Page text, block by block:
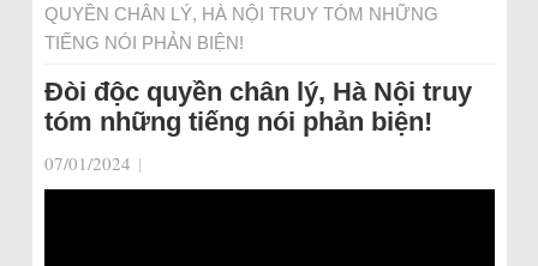
QUYỀN CHÂN LÝ, HÀ NỘI TRUY TÓM NHỮNG
TIẾNG NÓI PHẢN BIỆN!
Đòi độc quyền chân lý, Hà Nội truy
tóm những tiếng nói phản biện!
07/01/2024 |